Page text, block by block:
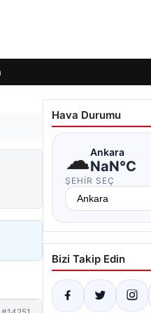
Hava Durumu
☁Ankara
NaN°C
ŞEHIR SEÇ
Bizi Takip Edin